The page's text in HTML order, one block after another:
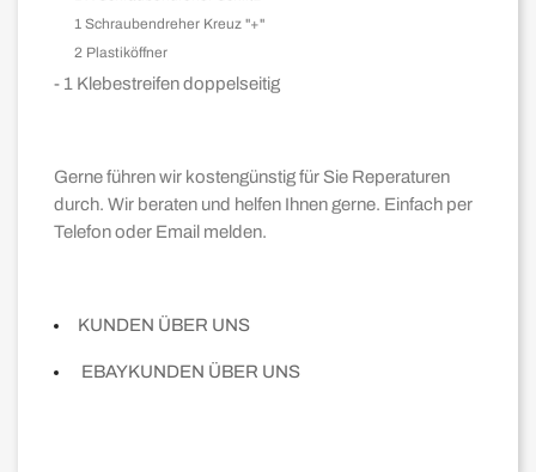
1 Schraubendreher Kreuz "+"
2 Plastiköffner
- 1 Klebestreifen doppelseitig
Gerne führen wir kostengünstig für Sie Reperaturen
durch. Wir beraten und helfen Ihnen gerne. Einfach per
Telefon oder Email melden.
KUNDEN ÜBER UNS
EBAYKUNDEN ÜBER UNS